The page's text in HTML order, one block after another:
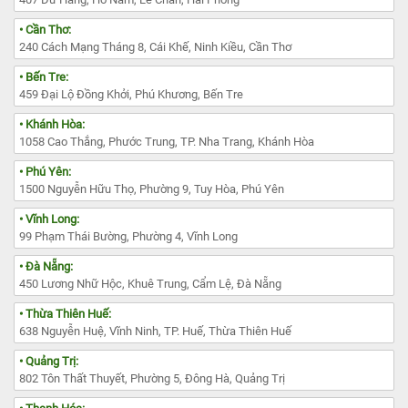
• Cần Thơ:
240 Cách Mạng Tháng 8, Cái Khế, Ninh Kiều, Cần Thơ
• Bến Tre:
459 Đại Lộ Đồng Khởi, Phú Khương, Bến Tre
• Khánh Hòa:
1058 Cao Thắng, Phước Trung, TP. Nha Trang, Khánh Hòa
• Phú Yên:
1500 Nguyễn Hữu Thọ, Phường 9, Tuy Hòa, Phú Yên
• Vĩnh Long:
99 Phạm Thái Bường, Phường 4, Vĩnh Long
• Đà Nẵng:
450 Lương Nhữ Hộc, Khuê Trung, Cẩm Lệ, Đà Nẵng
• Thừa Thiên Huế:
638 Nguyễn Huệ, Vĩnh Ninh, TP. Huế, Thừa Thiên Huế
• Quảng Trị:
802 Tôn Thất Thuyết, Phường 5, Đông Hà, Quảng Trị